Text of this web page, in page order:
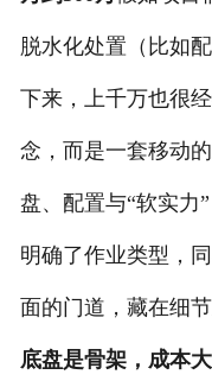
脱水化处置（比如
下来，上千万也很
念，而是一套移动
盘、配置与“软实力”
明确了作业类型，
面的门道，藏在细节
底盘是骨架，成本大